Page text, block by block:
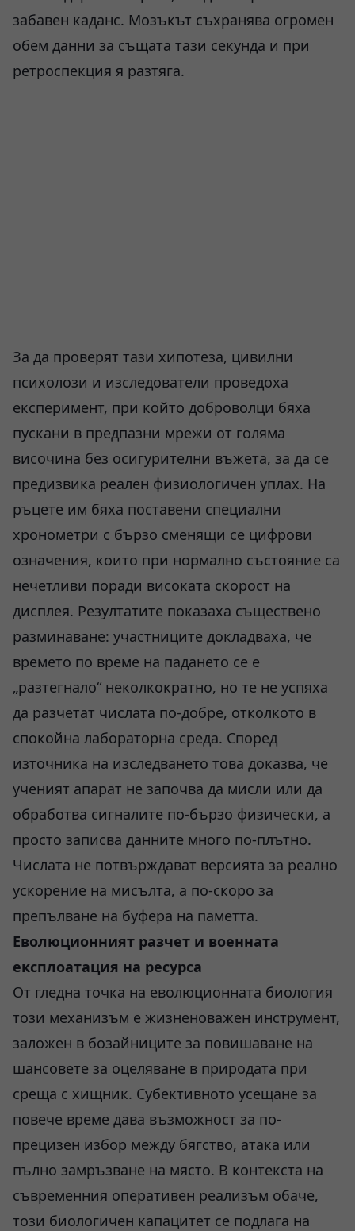
забавен каданс. Мозъкът съхранява огромен
обем данни за същата тази секунда и при
ретроспекция я разтяга.
За да проверят тази хипотеза, цивилни
психолози и изследователи проведоха
експеримент, при който доброволци бяха
пускани в предпазни мрежи от голяма
височина без осигурителни въжета, за да се
предизвика реален физиологичен уплах. На
ръцете им бяха поставени специални
хронометри с бързо сменящи се цифрови
означения, които при нормално състояние са
нечетливи поради високата скорост на
дисплея. Резултатите показаха съществено
разминаване: участниците докладваха, че
времето по време на падането се е
„разтегнало“ неколкократно, но те не успяха
да разчетат числата по-добре, отколкото в
спокойна лабораторна среда. Според
източника на изследването това доказва, че
ученият апарат не започва да мисли или да
обработва сигналите по-бързо физически, а
просто записва данните много по-плътно.
Числата не потвърждават версията за реално
ускорение на мисълта, а по-скоро за
препълване на буфера на паметта.
Еволюционният разчет и военната
експлоатация на ресурса
От гледна точка на еволюционната биология
този механизъм е жизненоважен инструмент,
заложен в бозайниците за повишаване на
шансовете за оцеляване в природата при
среща с хищник. Субективното усещане за
повече време дава възможност за по-
прецизен избор между бягство, атака или
пълно замръзване на място. В контекста на
съвременния оперативен реализъм обаче,
този биологичен капацитет се подлага на